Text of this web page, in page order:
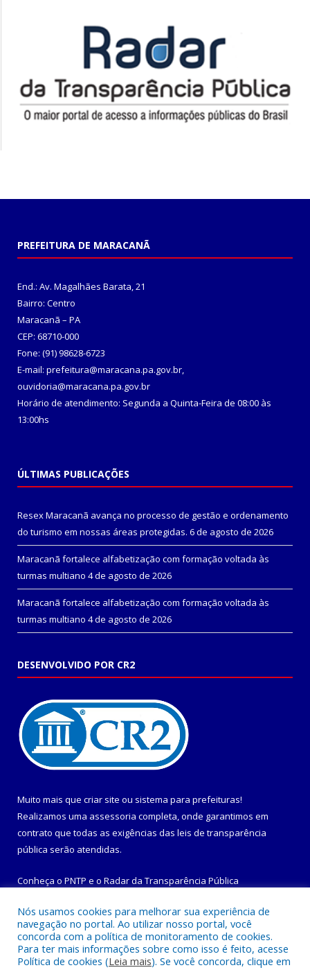
PREFEITURA DE MARACANÃ
End.: Av. Magalhães Barata, 21
Bairro: Centro
Maracanã – PA
CEP: 68710-000
Fone: (91) 98628-6723
E-mail: prefeitura@maracana.pa.gov.br,
ouvidoria@maracana.pa.gov.br
Horário de atendimento: Segunda a Quinta-Feira de 08:00 às
13:00hs
ÚLTIMAS PUBLICAÇÕES
Resex Maracanã avança no processo de gestão e ordenamento
do turismo em nossas áreas protegidas. 6 de agosto de 2026
Maracanã fortalece alfabetização com formação voltada às
turmas multiano 4 de agosto de 2026
Maracanã fortalece alfabetização com formação voltada às
turmas multiano 4 de agosto de 2026
DESENVOLVIDO POR CR2
Muito mais que criar site ou sistema para prefeituras!
Realizamos uma assessoria completa, onde garantimos em
contrato que todas as exigências das leis de transparência
pública serão atendidas.
Conheça o PNTP e o Radar da Transparência Pública
Todos os direitos reservados a Prefeitura Municipal de
Maracanã.
Nós usamos cookies para melhorar sua experiência de
navegação no portal. Ao utilizar nosso portal, você
concorda com a política de monitoramento de cookies.
Para ter mais informações sobre como isso é feito, acesse
Política de cookies (Leia mais). Se você concorda, clique em